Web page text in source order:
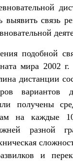
выявить связь
подобной
мира 2002
дистанции
вариантов
получены
на каждые
разной
и